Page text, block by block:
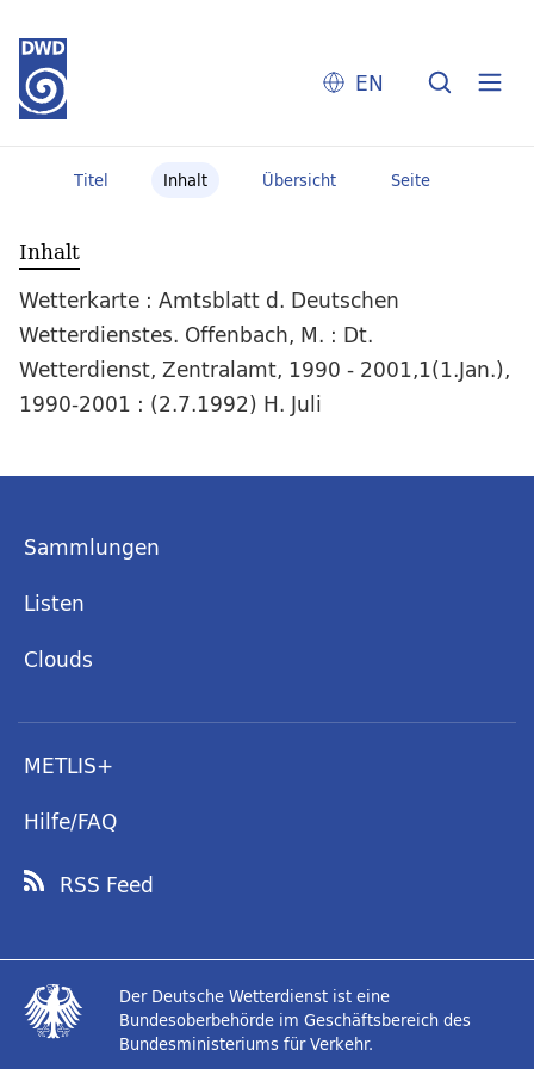
EN
Titel Inhalt Übersicht Seite
Inhalt
Wetterkarte : Amtsblatt d. Deutschen
Wetterdienstes. Offenbach, M. : Dt.
Wetterdienst, Zentralamt, 1990 - 2001,1(1.Jan.),
1990-2001 : (2.7.1992) H. Juli
Sammlungen
Listen
Clouds
METLIS+
Hilfe/FAQ
RSS Feed
Der Deutsche Wetterdienst ist eine
Bundesoberbehörde im Geschäftsbereich des
Bundesministeriums für Verkehr.